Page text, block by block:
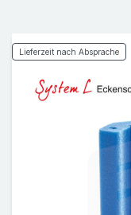
Lieferzeit nach Absprache